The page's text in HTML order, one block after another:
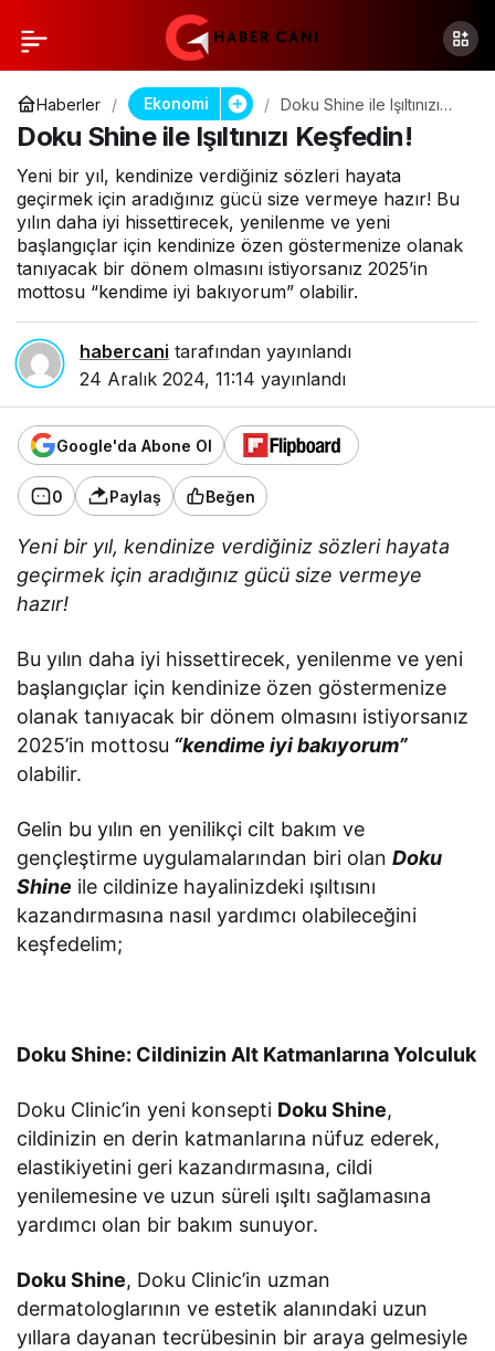
Haberler Ekonomi
Doku Shine ile Işıltınızı
Keşfedin!
Doku Shine ile Işıltınızı Keşfedin!
Yeni bir yıl, kendinize verdiğiniz sözleri hayata
geçirmek için aradığınız gücü size vermeye hazır! Bu
yılın daha iyi hissettirecek, yenilenme ve yeni
başlangıçlar için kendinize özen göstermenize olanak
tanıyacak bir dönem olmasını istiyorsanız 2025’in
mottosu “kendime iyi bakıyorum” olabilir.
habercani tarafından yayınlandı
24 Aralık 2024, 11:14 yayınlandı
Google'da Abone Ol
0 Paylaş Beğen
Yeni bir yıl, kendinize verdiğiniz sözleri hayata
geçirmek için aradığınız gücü size vermeye
hazır!
Bu yılın daha iyi hissettirecek, yenilenme ve yeni
başlangıçlar için kendinize özen göstermenize
olanak tanıyacak bir dönem olmasını istiyorsanız
2025’in mottosu “kendime iyi bakıyorum”
olabilir.
Gelin bu yılın en yenilikçi cilt bakım ve
gençleştirme uygulamalarından biri olanDoku
Shine ile cildinize hayalinizdeki ışıltısını
kazandırmasına nasıl yardımcı olabileceğini
keşfedelim;
Doku Shine: Cildinizin Alt Katmanlarına Yolculuk
Doku Clinic’in yeni konsepti Doku Shine,
cildinizin en derin katmanlarına nüfuz ederek,
elastikiyetini geri kazandırmasına, cildi
yenilemesine ve uzun süreli ışıltı sağlamasına
yardımcı olan bir bakım sunuyor.
Doku Shine, Doku Clinic’in uzman
dermatologlarının ve estetik alanındaki uzun
yıllara dayanan tecrübesinin bir araya gelmesiyle